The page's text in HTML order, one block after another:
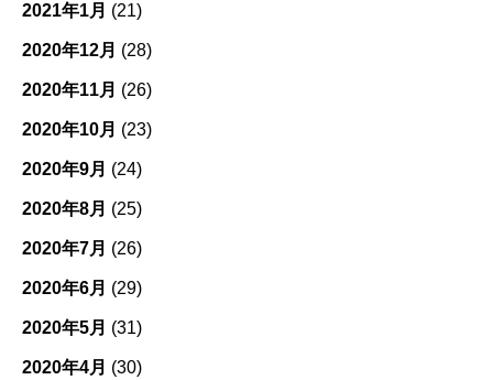
2021年1月 (21)
2020年12月 (28)
2020年11月 (26)
2020年10月 (23)
2020年9月 (24)
2020年8月 (25)
2020年7月 (26)
2020年6月 (29)
2020年5月 (31)
2020年4月 (30)